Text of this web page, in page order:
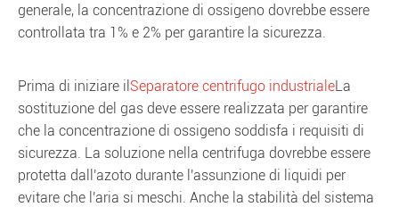
generale, la concentrazione di ossigeno dovrebbe essere
controllata tra 1% e 2% per garantire la sicurezza.
Prima di iniziare il Separatore centrifugo industrialeLa
sostituzione del gas deve essere realizzata per garantire
che la concentrazione di ossigeno soddisfa i requisiti di
sicurezza. La soluzione nella centrifuga dovrebbe essere
protetta dall'azoto durante l'assunzione di liquidi per
evitare che l'aria si meschi. Anche la stabilità del sistema